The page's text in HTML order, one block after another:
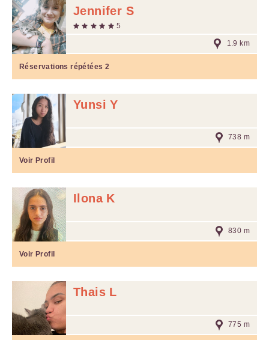
Jennifer S
5
1.9 km
Réservations répétées 2
Yunsi Y
738 m
Voir Profil
Ilona K
830 m
Voir Profil
Thais L
775 m